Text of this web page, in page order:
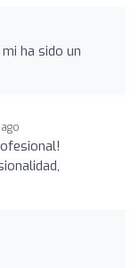
ha sido un